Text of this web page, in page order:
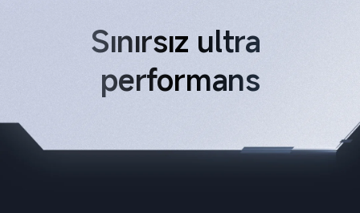
Sınırsız ultra
performans